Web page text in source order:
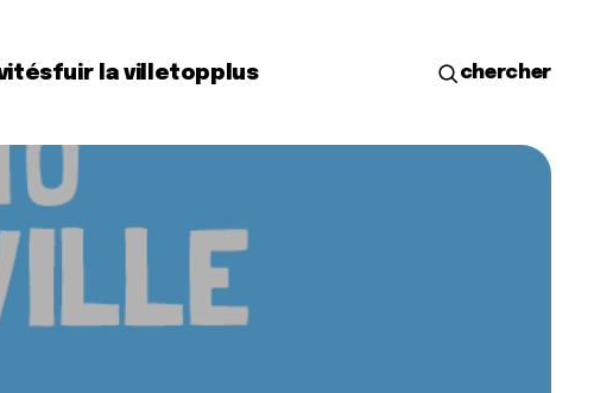
fuir la villetopplus chercher